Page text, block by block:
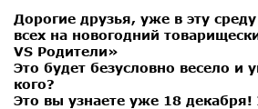
Дорогие друзья, уже в эту
всех на новогодний
VS Родители»
Это будет безусловно весело и
кого?
Это вы узнаете уже 18